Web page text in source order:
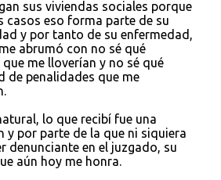
sus viviendas sociales porque
casos eso forma parte de su
y por tanto de su enfermedad,
abrumó con no sé qué
me lloverían y no sé qué
de penalidades que me
lo que recibí fue una
y por parte de la que ni siquiera
denunciante en el juzgado, su
aún hoy me honra.